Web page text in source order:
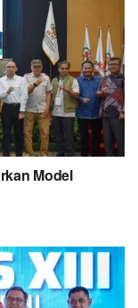
Model